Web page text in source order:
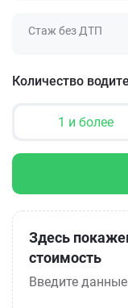
Стаж без ДТП
Количество
1 и более
Здесь
стоимость
Введите